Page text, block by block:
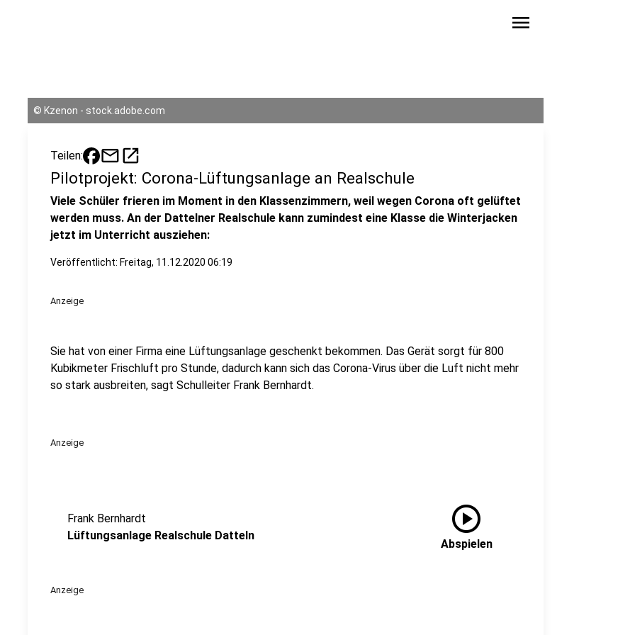
menu
© Kzenon - stock.adobe.com
Teilen: mailopen_in_new
Pilotprojekt: Corona-Lüftungsanlage an Realschule
Viele Schüler frieren im Moment in den Klassenzimmern, weil wegen Corona oft gelüftet
werden muss. An der Dattelner Realschule kann zumindest eine Klasse die Winterjacken
jetzt im Unterricht ausziehen:
Veröffentlicht: Freitag, 11.12.2020 06:19
Anzeige
Sie hat von einer Firma eine Lüftungsanlage geschenkt bekommen. Das Gerät sorgt für 800
Kubikmeter Frischluft pro Stunde, dadurch kann sich das Corona-Virus über die Luft nicht mehr
so stark ausbreiten, sagt Schulleiter Frank Bernhardt.
Anzeige
Frank Bernhardt
Lüftungsanlage Realschule Datteln
play_circle
Abspielen
Anzeige